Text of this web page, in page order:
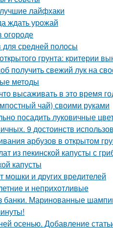
лайфхаки
ждать урожай
для средней полосы
грунта: критерии
получить свежий лук на
методы
высаживать в это время
чай) своими руками
посадить луковичные
9 достоинств
арбузов в открытом
из пекинской капусты с
капусты
мошки и других вредителей
и неприхотливые
Маринованные
осенью. Добавление